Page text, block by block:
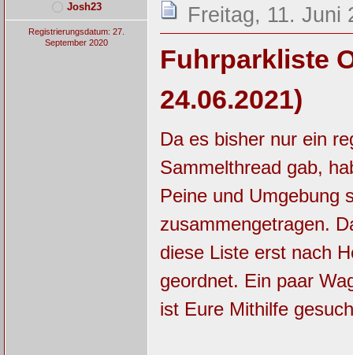
Josh23
Registrierungsdatum: 27.
September 2020
Freitag, 11. Juni
Fuhrparkliste
24.06.2021)
Da es bisher nur ein
Sammelthread gab,
Peine und Umgebung
zusammengetragen.
diese Liste erst nach
geordnet. Ein paar
ist Eure Mithilfe